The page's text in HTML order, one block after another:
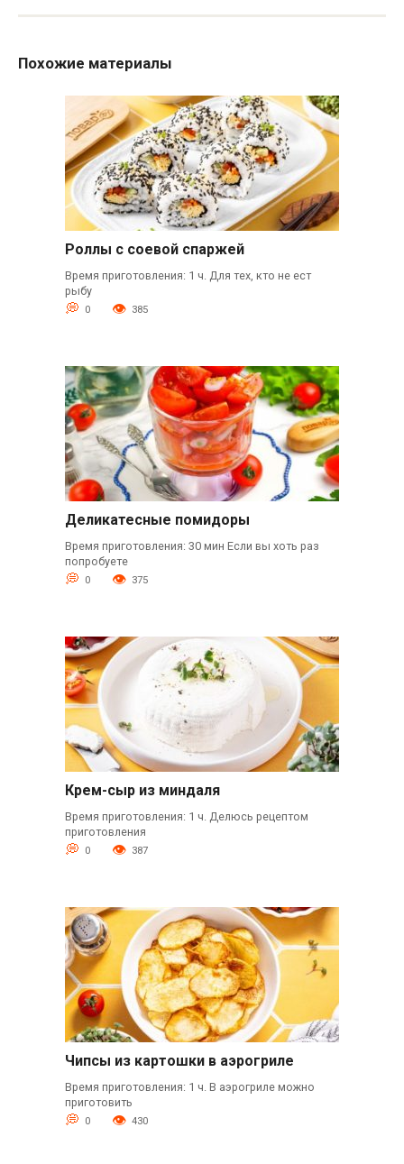
Похожие материалы
Роллы с соевой спаржей
Время приготовления: 1 ч. Для тех, кто не ест
рыбу
0 385
Деликатесные помидоры
Время приготовления: 30 мин Если вы хоть раз
попробуете
0 375
Крем-сыр из миндаля
Время приготовления: 1 ч. Делюсь рецептом
приготовления
0 387
Чипсы из картошки в аэрогриле
Время приготовления: 1 ч. В аэрогриле можно
приготовить
0 430